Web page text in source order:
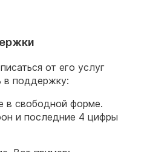
от его услуг
в поддержку:
в свободной форме.
и последние 4 цифры